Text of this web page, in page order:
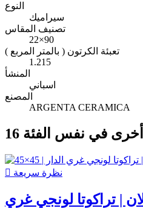
النوع
سيراميك
تصنيف المقاس
22×90
تعبئة الكرتون ( بالمتر المربع )
1.215
المنشأ
اسباني
المصنع
ARGENTA CERAMICA
 نظرة سريعة